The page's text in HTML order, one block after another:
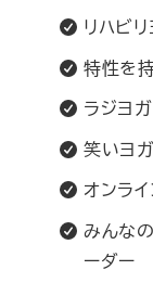
リハビ
特性を
ラジヨガ
笑いヨガ
オンラ
みんな
ーダー